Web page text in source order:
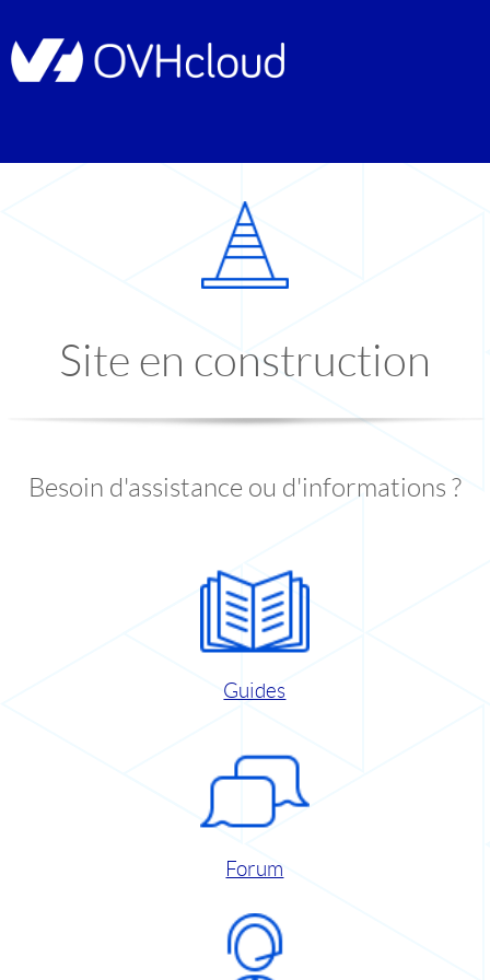
Site en construction
Besoin d'assistance ou d'informations ?
Guides
Forum